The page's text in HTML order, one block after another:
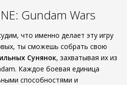
Gundam Wars
что именно делает эту игру
ты сможешь собрать свою
Сунянок, захватывая их из
Каждое боевая единица
способностями и